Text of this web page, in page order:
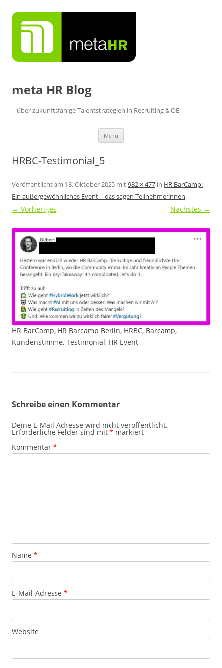
Inhalt
springen
meta HR Blog
– über zukunftsfähige Talentstrategien in Recruiting & OE
Menü
HRBC-Testimonial_5
Veröffentlicht am 18. Oktober 2025 mit982 × 477 in HR BarCamp:
Ein außergewöhnliches Event – das sagen Teilnehmerinnen.
← Vorheriges Nächstes →
HR BarCamp, HR Barcamp Berlin, HRBC, Barcamp,
Kundenstimme, Testimonial, HR Event
Schreibe einen Kommentar
Deine E-Mail-Adresse wird nicht veröffentlicht.
Erforderliche Felder sind mit * markiert
Kommentar *
Name *
E-Mail-Adresse *
Website